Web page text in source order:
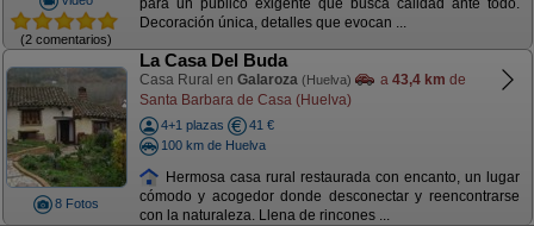
(2 comentarios)
para un público exigente que busca calidad ante todo.
Decoración única, detalles que evocan ...
8 Fotos
La Casa Del Buda
Casa Rural en Galaroza (Huelva) a 43,4 km de
Santa Barbara de Casa (Huelva)
4+1 plazas
41 €
100 km de Huelva
Hermosa casa rural restaurada con encanto, un lugar
cómodo y acogedor donde desconectar y reencontrarse
con la naturaleza. Llena de rincones ...